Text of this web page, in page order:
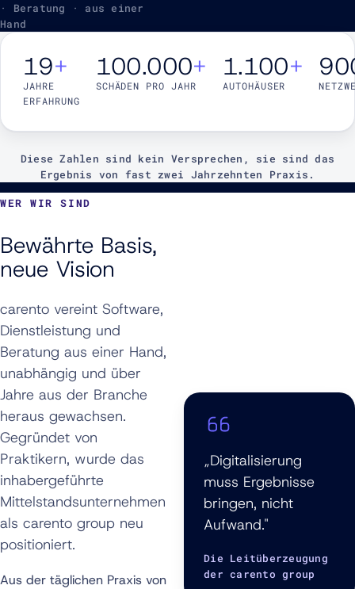
· Beratung · aus einer
Hand
19+
JAHRE
ERFAHRUNG
100.000+
SCHÄDEN PRO JAHR
1.100+
AUTOHÄUSER
Diese Zahlen sind kein Versprechen, sie sind das
Ergebnis von fast zwei Jahrzehnten Praxis.
WER WIR SIND
Bewährte Basis,
neue Vision
carento vereint Software,
Dienstleistung und
Beratung aus einer Hand,
unabhängig und über
Jahre aus der Branche
heraus gewachsen.
Gegründet von
Praktikern, wurde das
inhabergeführte
Mittelstandsunternehmen
als carento group neu
positioniert.
Aus der täglichen Praxis von
„Digitalisierung
muss Ergebnisse
bringen, nicht
Aufwand."
Die Leitüberzeugung
der carento group